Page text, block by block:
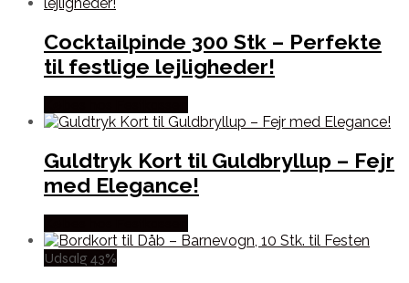
Cocktailpinde 300 Stk – Perfekte
til festlige lejligheder!
Guldtryk Kort til Guldbryllup – Fejr
med Elegance!
Udsalg 43%